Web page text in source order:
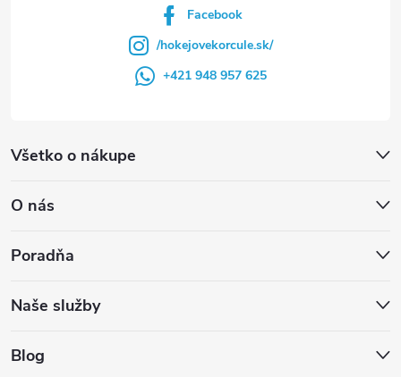
Všetko o nákupe
O nás
Poradňa
Naše služby
Blog
Facebook
/hokejovekorcule.sk/
+421 948 957 625